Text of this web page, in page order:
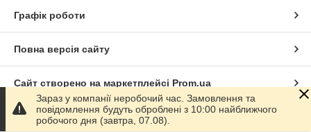
Графік роботи
Повна версія сайту
Сайт створено на маркетплейсі Prom.ua
Політика конфіденційності
Зараз у компанії неробочий час. Замовлення та
повідомлення будуть оброблені з 10:00 найближчого
робочого дня (завтра, 07.08).